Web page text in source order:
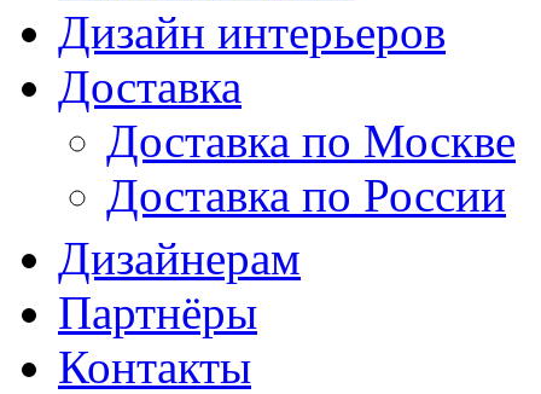
Дизайн интерьеров
Доставка
Доставка по Москве
Доставка по России
Дизайнерам
Партнёры
Контакты